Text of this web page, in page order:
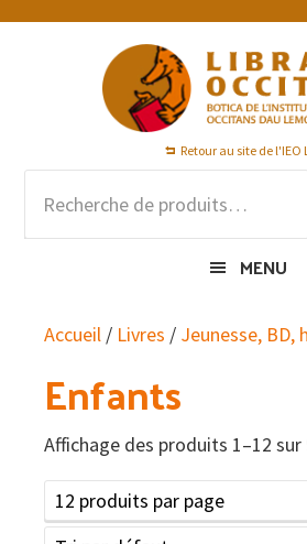
Passer
Passer
Passer
Retour au site de l'IEO
pour :
MENU
Accueil / Livres / Jeunesse, BD,
Enfants
Affichage des produits 1–12 sur